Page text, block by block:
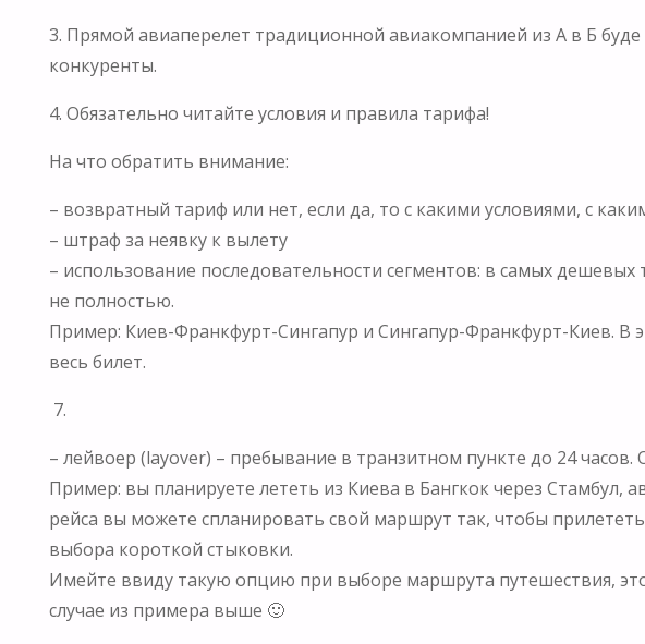
3. Прямой авиаперелет традиционной авиакомпанией из А в Б
конкуренты.
4. Обязательно читайте условия и правила тарифа!
На что обратить внимание:
– возвратный тариф или нет, если да, то с какими условиями, с
– штраф за неявку к вылету
– использование последовательности сегментов: в самых
не полностью.
Пример: Киев-Франкфурт-Сингапур и Сингапур-Франкфурт-Киев. В
весь билет.
7.
– лейвоер (layover) – пребывание в транзитном пункте до 24 часов.
Пример: вы планируете лететь из Киева в Бангкок через
рейса вы можете спланировать свой маршрут так, чтобы
выбора короткой стыковки.
Имейте ввиду такую опцию при выборе маршрута путешествия,
случае из примера выше 🙂